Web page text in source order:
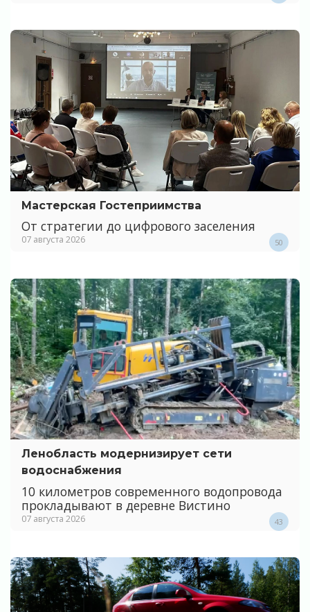
Мастерская Гостеприимства
От стратегии до цифрового заселения
07 августа 2026 50
Ленобласть модернизирует сети
водоснабжения
10 километров современного водопровода
прокладывают в деревне Вистино
07 августа 2026 43